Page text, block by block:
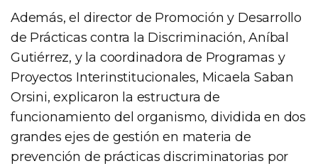
Además, el director de Promoción y Desarrollo
de Prácticas contra la Discriminación, Aníbal
Gutiérrez, y la coordinadora de Programas y
Proyectos Interinstitucionales, Micaela Saban
Orsini, explicaron la estructura de
funcionamiento del organismo, dividida en dos
grandes ejes de gestión en materia de
prevención de prácticas discriminatorias por